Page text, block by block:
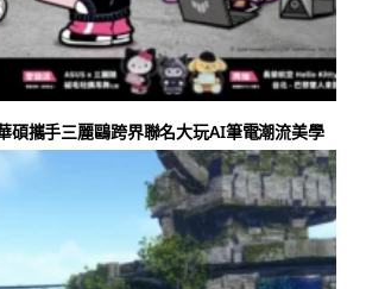
碩攜手三麗鷗跨界聯名大玩AI筆電潮流美學